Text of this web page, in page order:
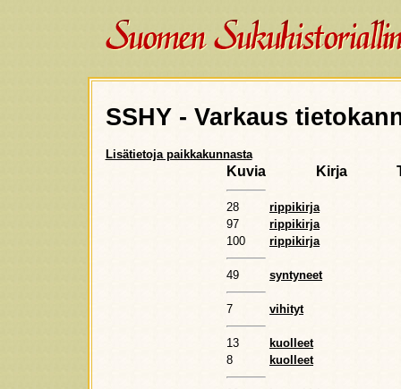
SSHY - Varkaus
Lisätietoja paikkakunnasta
Kuvia Kirja
28
rippikirja
97
rippikirja
100
rippikirja
49 syntyneet
7 vihityt
13
kuolleet
8
kuolleet